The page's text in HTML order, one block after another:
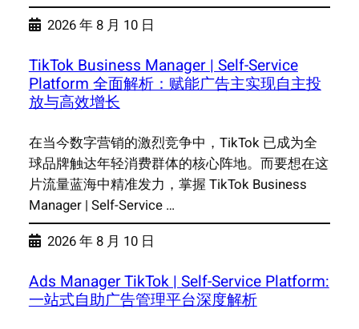
2026 年 8 月 10 日
TikTok Business Manager | Self-Service
Platform 全面解析：赋能广告主实现自主投
放与高效增长
在当今数字营销的激烈竞争中，TikTok 已成为全
球品牌触达年轻消费群体的核心阵地。而要想在这
片流量蓝海中精准发力，掌握 TikTok Business
Manager | Self-Service …
2026 年 8 月 10 日
Ads Manager TikTok | Self-Service Platform:
一站式自助广告管理平台深度解析